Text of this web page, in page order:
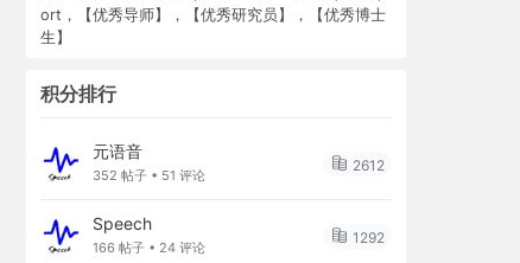
ort，【优秀导师】，【优秀研究员】，【优秀博士
生】
积分排行
元语音
352 帖子 • 51 评论
2612
Speech
166 帖子 • 24 评论
1292